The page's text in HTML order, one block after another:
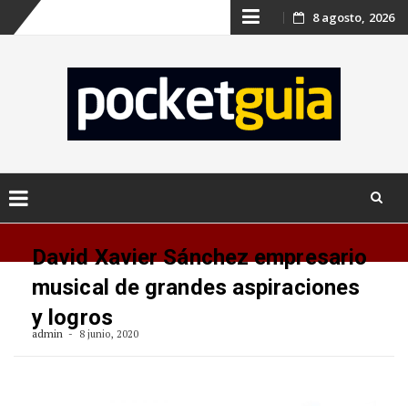
Skip
content
8 agosto, 2026
David Xavier Sánchez empresario
musical de grandes aspiraciones
y logros
admin 8 junio, 2020